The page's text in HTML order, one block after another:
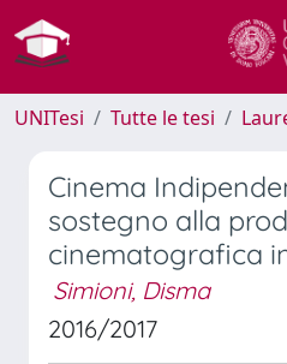
UNITesi Tutte le tesi
Cinema
sostegno alla
cinematografica
Simioni, Disma
2016/2017